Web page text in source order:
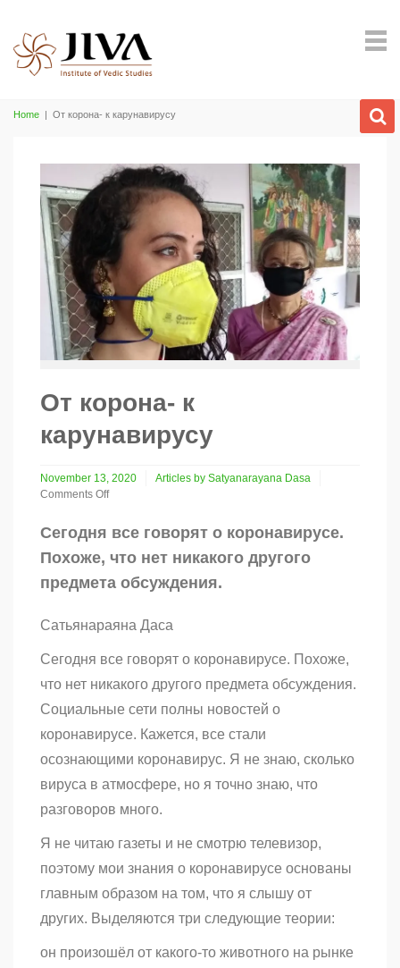
Home | От корона- к карунавирусу
От корона- к
карунавирусу
November 13, 2020
Articles by Satyanarayana Dasa
Comments Off
От
корона-
к
Сегодня все говорят о коронавирусе.
Похоже, что нет никакого другого
предмета обсуждения.
Сатьянараяна Даса
Сегодня все говорят о коронавирусе. Похоже,
что нет никакого другого предмета обсуждения.
Социальные сети полны новостей о
коронавирусе. Кажется, все стали
осознающими коронавирус. Я не знаю, сколько
вируса в атмосфере, но я точно знаю, что
разговоров много.
Я не читаю газеты и не смотрю телевизор,
поэтому мои знания о коронавирусе основаны
главным образом на том, что я слышу от
других. Выделяются три следующие теории:
он произошёл от какого-то животного на рынке